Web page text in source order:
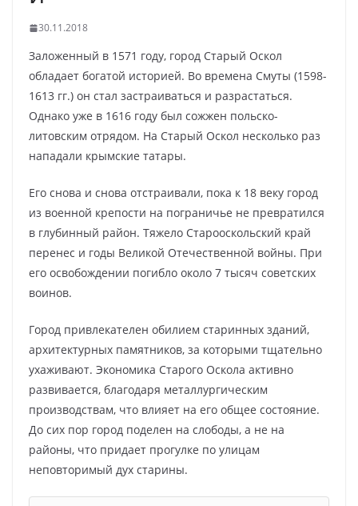
30.11.2018
Заложенный в 1571 году, город Старый Оскол
обладает богатой историей. Во времена Смуты (1598-
1613 гг.) он стал застраиваться и разрастаться.
Однако уже в 1616 году был сожжен польско-
литовским отрядом. На Старый Оскол несколько раз
нападали крымские татары.
Его снова и снова отстраивали, пока к 18 веку город
из военной крепости на пограничье не превратился
в глубинный район. Тяжело Старооскольский край
перенес и годы Великой Отечественной войны. При
его освобождении погибло около 7 тысяч советских
воинов.
Город привлекателен обилием старинных зданий,
архитектурных памятников, за которыми тщательно
ухаживают. Экономика Старого Оскола активно
развивается, благодаря металлургическим
производствам, что влияет на его общее состояние.
До сих пор город поделен на слободы, а не на
районы, что придает прогулке по улицам
неповторимый дух старины.